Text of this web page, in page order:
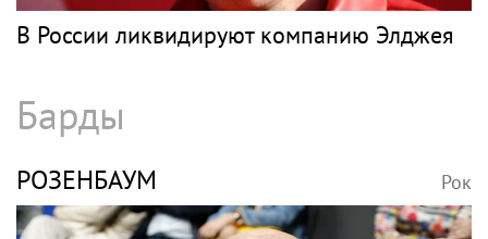
В России ликвидируют компанию Элджея
Барды
РОЗЕНБАУМ Рок